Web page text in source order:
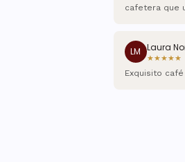
cafetera que
LM Laura
★★★★★
Exquisito